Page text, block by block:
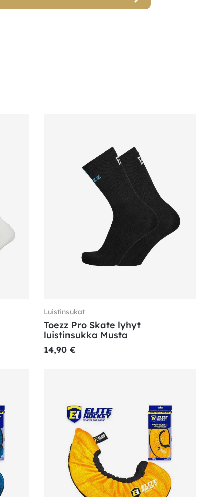
Luistinsukat
Toezz Pro Skate lyhyt
luistinsukka Musta
14,90 €